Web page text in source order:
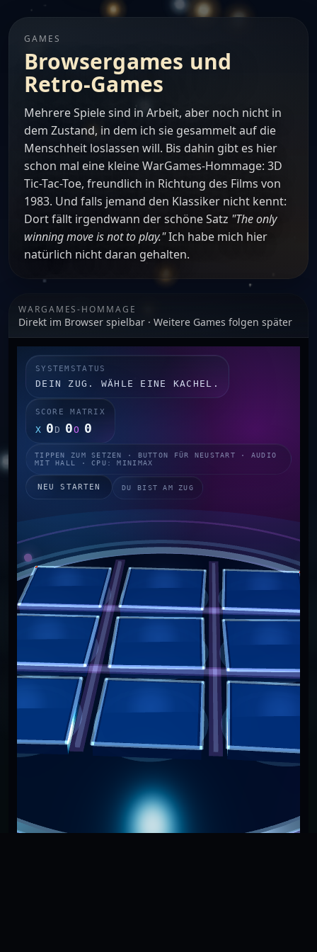
GAMES
Browsergames und
Retro-Games
Mehrere Spiele sind in Arbeit, aber noch nicht in
dem Zustand, in dem ich sie gesammelt auf die
Menschheit loslassen will. Bis dahin gibt es hier
schon mal eine kleine WarGames-Hommage: 3D
Tic-Tac-Toe, freundlich in Richtung des Films von
1983. Und falls jemand den Klassiker nicht kennt:
Dort fällt irgendwann der schöne Satz "The only
winning move is not to play."Ich habe mich hier
natürlich nicht daran gehalten.
WARGAMES-HOMMAGE
Direkt im Browser spielbar · Weitere Games folgen später